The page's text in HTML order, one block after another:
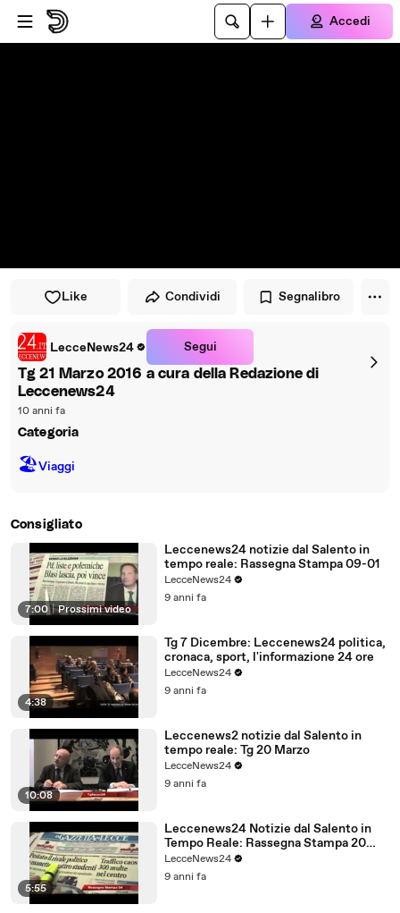
Vai al lettore
Passa al contenuto principale
Accedi
Like Condividi Segnalibro
LecceNews24 Segui
Tg 21 Marzo 2016 a cura della Redazione di
Leccenews24
10 anni fa
Categoria
🏖Viaggi
Consigliato
7:00 | Prossimi video
Leccenews24 notizie dal Salento in
tempo reale: Rassegna Stampa 09-01
LecceNews24
9 anni fa
4:38
Tg 7 Dicembre: Leccenews24 politica,
cronaca, sport, l'informazione 24 ore
LecceNews24
9 anni fa
10:08
Leccenews2 notizie dal Salento in
tempo reale: Tg 20 Marzo
LecceNews24
9 anni fa
5:55
Leccenews24 Notizie dal Salento in
Tempo Reale: Rassegna Stampa 20
Marzo
LecceNews24
9 anni fa